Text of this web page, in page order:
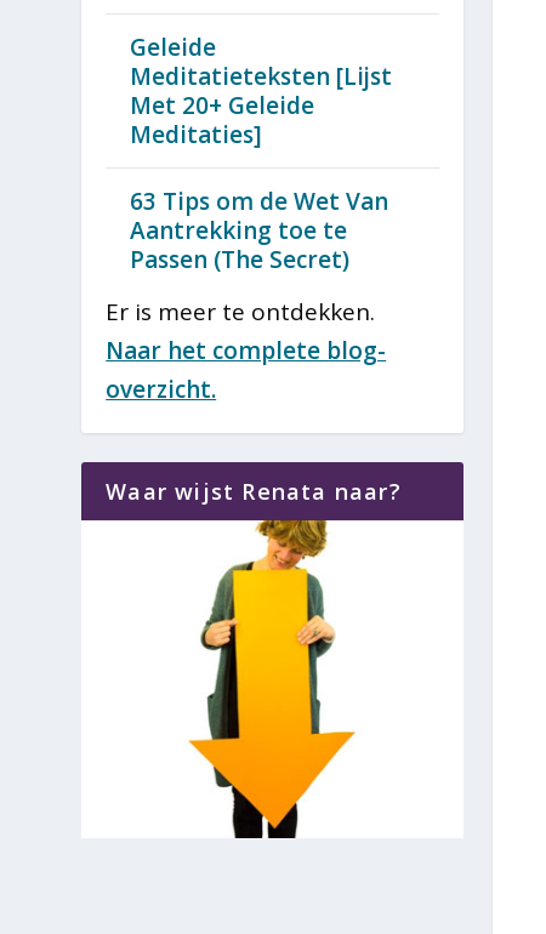
Geleide
Meditatieteksten [Lijst
Met 20+ Geleide
Meditaties]
63 Tips om de Wet Van
Aantrekking toe te
Passen (The Secret)
Er is meer te ontdekken.
Naar het complete blog-
overzicht.
Waar wijst Renata naar?